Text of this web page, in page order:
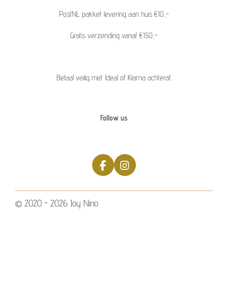
PostNL pakket levering aan huis €10,-
Gratis verzending vanaf €150,-
Betaal veilig met Ideal of Klarna achteraf.
Follow us
F
a
c
I
n
s
© 2020 - 2026 Joy Nino